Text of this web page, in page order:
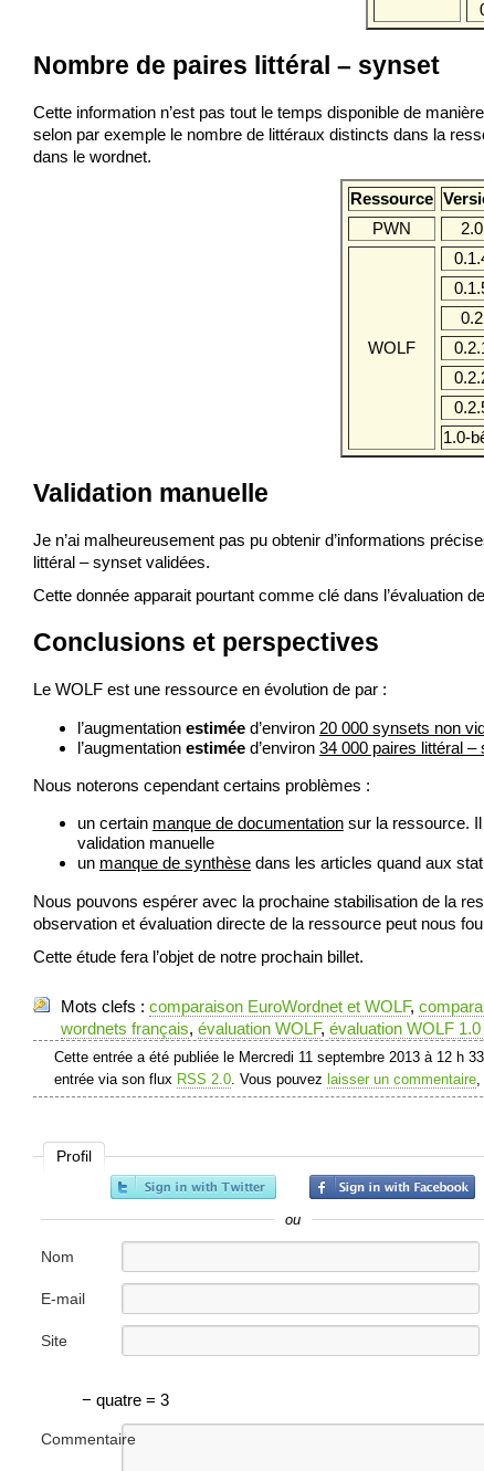
Nombre de paires littéral – synset
Cette information n’est pas tout le temps disponible de
selon par exemple le nombre de littéraux distincts dans la
dans le wordnet.
Ressource
PWN
2.0
WOLF
0.2
1.0-
Validation manuelle
Je n’ai malheureusement pas pu obtenir d’informations
littéral – synset validées.
Cette donnée apparait pourtant comme clé dans l’évaluation
Conclusions et perspectives
Le WOLF est une ressource en évolution de par :
l’augmentation estiméed’environ 20 000 synsets non
l’augmentation estiméed’environ 34 000 paires littéral –
Nous noterons cependant certains problèmes :
un certain manque de documentationsur la ressource. Il
validation manuelle
un manque de synthèsedans les articles quand aux
Nous pouvons espérer avec la prochaine stabilisation de la
observation et évaluation directe de la ressource peut nous
Cette étude fera l’objet de notre prochain billet.
Mots clefs : comparaison EuroWordnet et WOLF,
wordnets français, évaluation WOLF, évaluation WOLF 1.0
Cette entrée a été publiée le Mercredi 11 septembre 2013 à 12 h
entrée via son flux RSS 2.0 . Vous pouvezlaisser un commentaire
Profil
ou
Nom
E-mail
Site
− quatre = 3
Commentaire